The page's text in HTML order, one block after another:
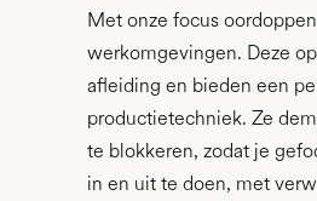
Met onze focus
werkomgevingen. Deze
afleiding en bieden een
productietechniek. Ze
te blokkeren, zodat je
in en uit te doen, met